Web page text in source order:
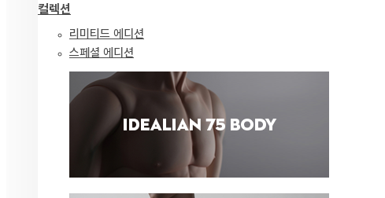
컬렉션
리미티드 에디션
스페셜 에디션